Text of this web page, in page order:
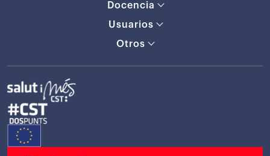
Docencia
Usuarios
Otros